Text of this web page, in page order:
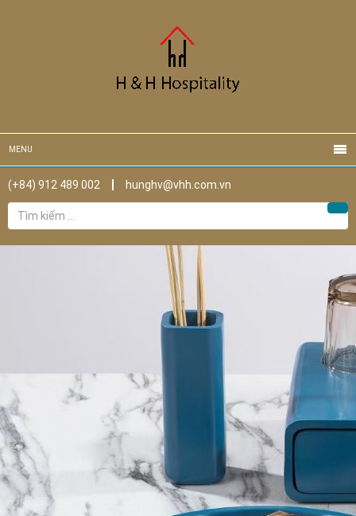
MENU
(+84) 912 489 002
hunghv@vhh.com.vn
Tìm
kiếm
cho: